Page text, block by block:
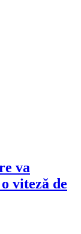
va
viteză de